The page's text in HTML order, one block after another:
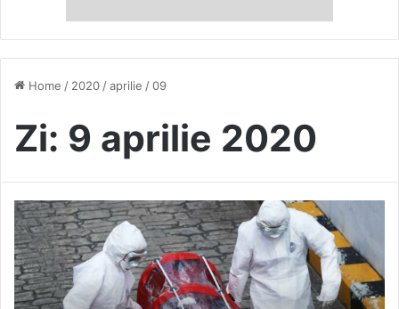
Home / 2020 /aprilie /09
Zi: 9 aprilie 2020